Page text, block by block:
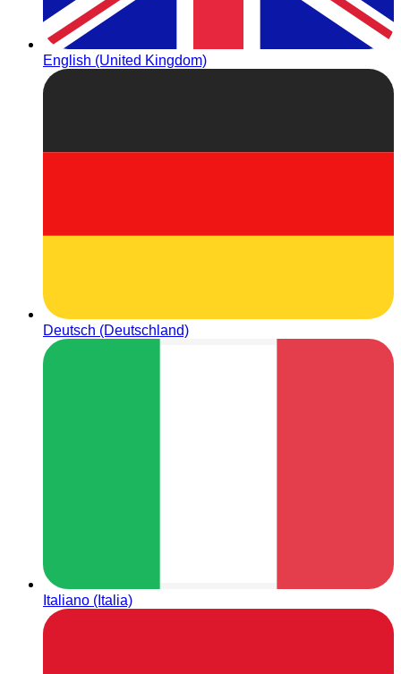
English (United Kingdom)
Deutsch (Deutschland)
Italiano (Italia)